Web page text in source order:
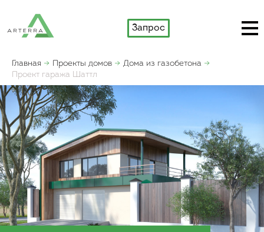
Запрос
Главная Проекты домов
Дома из газобетона
Проект гаража Шаттл